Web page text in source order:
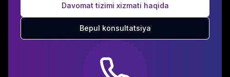
Davomat tizimi xizmati haqida
Bepul konsultatsiya